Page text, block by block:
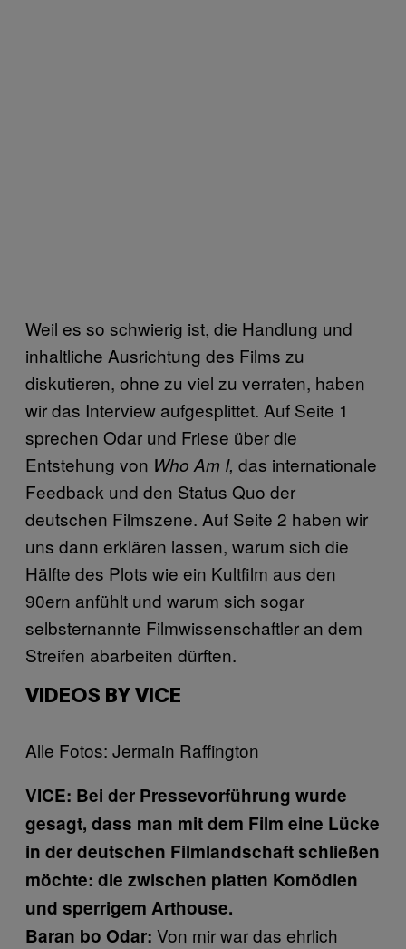
Weil es so schwierig ist, die Handlung und
inhaltliche Ausrichtung des Films zu
diskutieren, ohne zu viel zu verraten, haben
wir das Interview aufgesplittet. Auf Seite 1
sprechen Odar und Friese über die
Entstehung von Who Am I, das internationale
Feedback und den Status Quo der
deutschen Filmszene. Auf Seite 2 haben wir
uns dann erklären lassen, warum sich die
Hälfte des Plots wie ein Kultfilm aus den
90ern anfühlt und warum sich sogar
selbsternannte Filmwissenschaftler an dem
Streifen abarbeiten dürften.
VIDEOS BY VICE
Alle Fotos: Jermain Raffington
VICE: Bei der Pressevorführung wurde
gesagt, dass man mit dem Film eine Lücke
in der deutschen Filmlandschaft schließen
möchte: die zwischen platten Komödien
und sperrigem Arthouse.
Baran bo Odar: Von mir war das ehrlich